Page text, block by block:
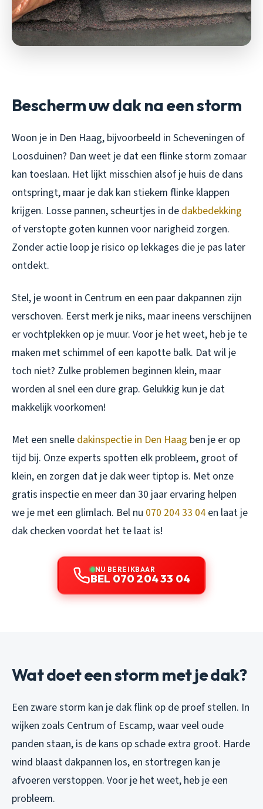
Bescherm uw dak na een storm
Woon je in Den Haag, bijvoorbeeld in Scheveningen of
Loosduinen? Dan weet je dat een flinke storm zomaar
kan toeslaan. Het lijkt misschien alsof je huis de dans
ontspringt, maar je dak kan stiekem flinke klappen
krijgen. Losse pannen, scheurtjes in de dakbedekking
of verstopte goten kunnen voor narigheid zorgen.
Zonder actie loop je risico op lekkages die je pas later
ontdekt.
Stel, je woont in Centrum en een paar dakpannen zijn
verschoven. Eerst merk je niks, maar ineens verschijnen
er vochtplekken op je muur. Voor je het weet, heb je te
maken met schimmel of een kapotte balk. Dat wil je
toch niet? Zulke problemen beginnen klein, maar
worden al snel een dure grap. Gelukkig kun je dat
makkelijk voorkomen!
Met een snelle dakinspectie in Den Haag ben je er op
tijd bij. Onze experts spotten elk probleem, groot of
klein, en zorgen dat je dak weer tiptop is. Met onze
gratis inspectie en meer dan 30 jaar ervaring helpen
we je met een glimlach. Bel nu 070 204 33 04 en laat je
dak checken voordat het te laat is!
NU BEREIKBAAR
BEL 070 204 33 04
Wat doet een storm met je dak?
Een zware storm kan je dak flink op de proef stellen. In
wijken zoals Centrum of Escamp, waar veel oude
panden staan, is de kans op schade extra groot. Harde
wind blaast dakpannen los, en stortregen kan je
afvoeren verstoppen. Voor je het weet, heb je een
probleem.